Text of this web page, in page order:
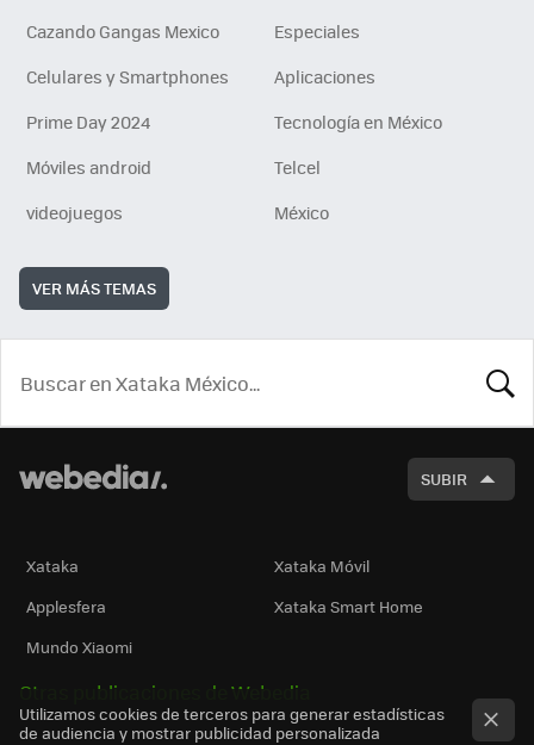
Cazando Gangas Mexico
Especiales
Celulares y Smartphones
Aplicaciones
Prime Day 2024
Tecnología en México
Móviles android
Telcel
videojuegos
México
VER MÁS TEMAS
SUBIR
Xataka
Xataka Móvil
Applesfera
Xataka Smart Home
Mundo Xiaomi
Otras publicaciones de Webedia
Utilizamos cookies de terceros para generar estadísticas
de audiencia y mostrar publicidad personalizada